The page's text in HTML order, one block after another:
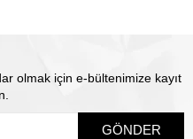
olmak için e-bültenimize kayıt
GÖNDER